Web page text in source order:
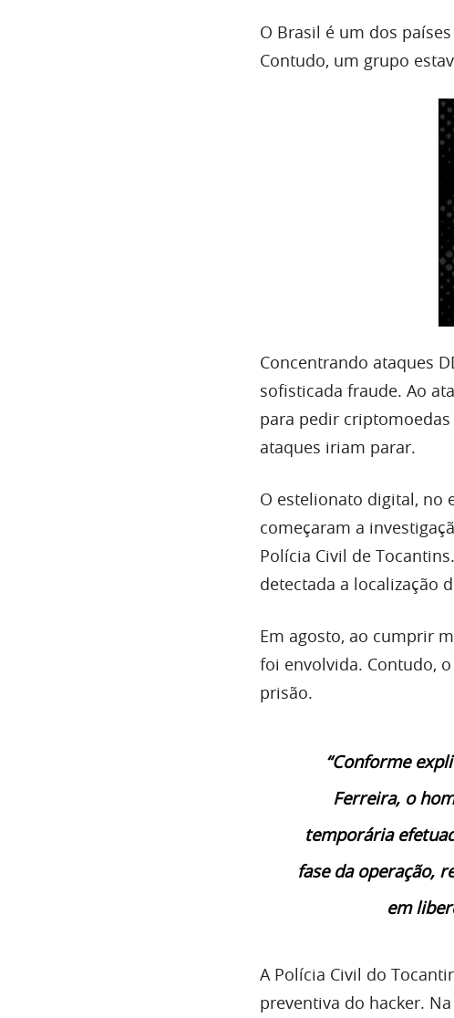
O Brasil é um dos
Contudo, um grupo
Concentrando ataques
sofisticada fraude. Ao
para pedir
ataques iriam parar.
O estelionato digital, no
começaram a
Polícia Civil de
detectada a localização
Em agosto, ao cumprir
foi envolvida. Contudo,
prisão.
“Conforme
Ferreira, o
temporária
fase da operação,
em
A Polícia Civil do
preventiva do hacker.